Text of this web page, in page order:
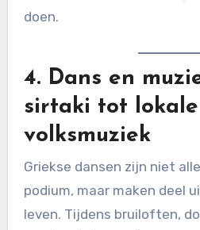
doen.
4. Dans en
sirtaki tot lokale
volksmuziek
Griekse dansen zijn niet
podium, maar maken deel
leven. Tijdens bruiloften,